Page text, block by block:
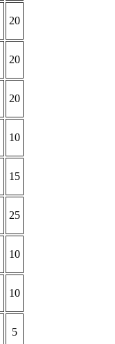
20
20
20
10
15
25
10
10
5